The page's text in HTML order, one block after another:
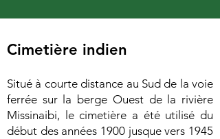
Cimetière indien
Situé à courte distance au Sud de la voie
ferrée sur la berge Ouest de la rivière
Missinaibi, le cimetière a été utilisé du
début des années 1900 jusque vers 1945